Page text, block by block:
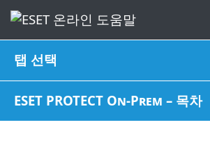
탭 선택
ESET PROTECT On-Prem – 목차